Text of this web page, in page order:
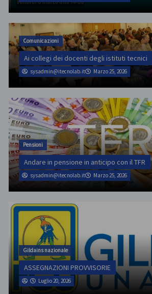
Comunicazioni
Ai collegi dei docenti degli istituti tecnici
sysadmin@itecnolab.it Marzo 25, 2026
Pensioni
Andare in pensione in anticipo con il TFR
sysadmin@itecnolab.it Marzo 25, 2026
Gildains nazionale
ASSEGNAZIONI PROVVISORIE
Luglio 20, 2026